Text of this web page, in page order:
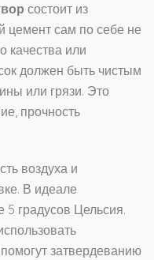
состоит из
цемент сам по себе не
качества или
должен быть чистым
или грязи. Это
прочность
воздуха и
В идеале
градусов Цельсия.
затвердеванию